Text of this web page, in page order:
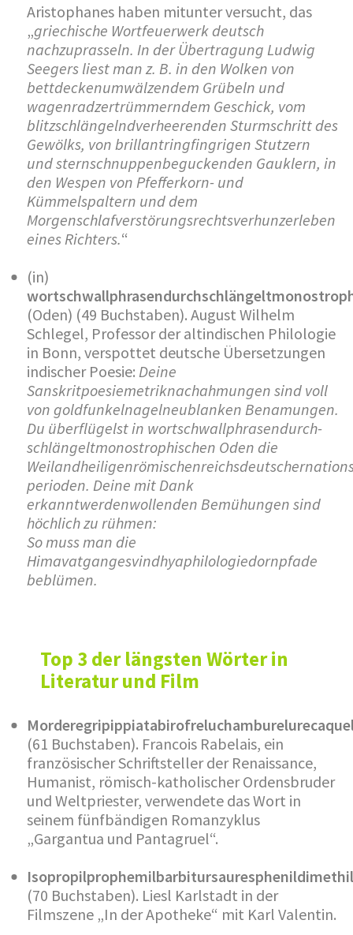
Aristophanes haben mitunter versucht, das
„griechische Wortfeuerwerk deutsch
nachzuprasseln. In der Übertragung Ludwig
Seegers liest man z. B. in den Wolken von
bettdeckenumwälzendem Grübeln und
wagenradzertrümmerndem Geschick, vom
blitzschlängelndverheerenden Sturmschritt des
Gewölks, von brillantringfingrigen Stutzern
und sternschnuppenbeguckenden Gauklern, in
den Wespen von Pfefferkorn- und
Kümmelspaltern und dem
Morgenschlafverstörungsrechtsverhunzerleben
eines Richters.“
(in)
(Oden) (49 Buchstaben). August Wilhelm
Schlegel, Professor der altindischen Philologie
in Bonn, verspottet deutsche Übersetzungen
indischer Poesie: Deine
Sanskritpoesiemetriknachahmungen sind voll
von goldfunkelnagelneublanken Benamungen.
Du überflügelst in wortschwallphrasendurch-
schlängeltmonostrophischen Oden die
perioden. Deine mit Dank
erkanntwerdenwollenden Bemühungen sind
höchlich zu rühmen:
So muss man die
Himavatgangesvindhyaphilologiedornpfade
beblümen.
Top 3 der längsten Wörter in
Literatur und Film
(61 Buchstaben). Francois Rabelais, ein
französischer Schriftsteller der Renaissance,
Humanist, römisch-katholischer Ordensbruder
und Weltpriester, verwendete das Wort in
seinem fünfbändigen Romanzyklus
„Gargantua und Pantagruel“.
(70 Buchstaben). Liesl Karlstadt in der
Filmszene „In der Apotheke“ mit Karl Valentin.